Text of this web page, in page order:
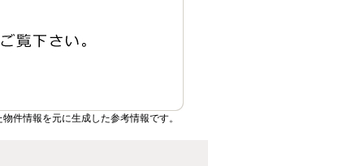
件情報を元に生成した参考情報です。